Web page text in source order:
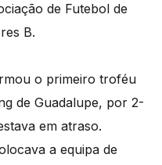
de Futebol de
B.
o primeiro troféu
de Guadalupe, por 2-
em atraso.
a equipa de